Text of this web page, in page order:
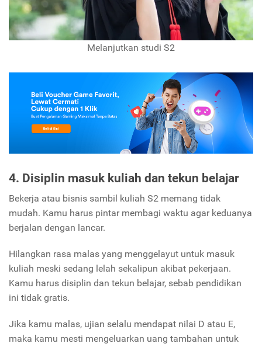
Melanjutkan studi S2
4. Disiplin masuk kuliah dan tekun belajar
Bekerja atau bisnis sambil kuliah S2 memang tidak
mudah. Kamu harus pintar membagi waktu agar keduanya
berjalan dengan lancar.
Hilangkan rasa malas yang menggelayut untuk masuk
kuliah meski sedang lelah sekalipun akibat pekerjaan.
Kamu harus disiplin dan tekun belajar, sebab pendidikan
ini tidak gratis.
Jika kamu malas, ujian selalu mendapat nilai D atau E,
maka kamu mesti mengeluarkan uang tambahan untuk